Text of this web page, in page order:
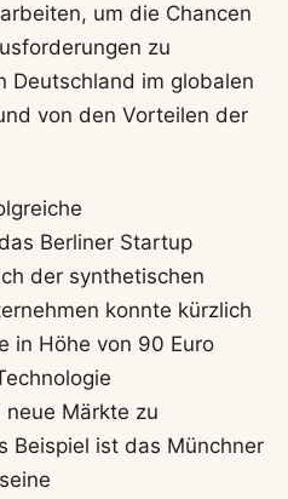
um die Chancen
zu
Deutschland im globalen
von den Vorteilen der
Berliner Startup
der synthetischen
konnte kürzlich
in Höhe von 90 Euro
Märkte zu
Beispiel ist das Münchner